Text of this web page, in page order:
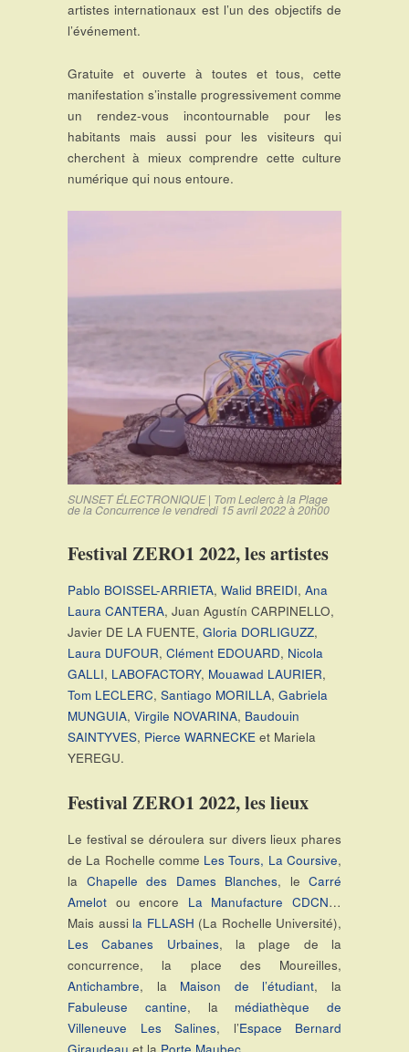
artistes internationaux est l’un des objectifs de
l’événement.
Gratuite et ouverte à toutes et tous, cette
manifestation s’installe progressivement comme
un rendez-vous incontournable pour les
habitants mais aussi pour les visiteurs qui
cherchent à mieux comprendre cette culture
numérique qui nous entoure.
SUNSET ÉLECTRONIQUE | Tom Leclerc à la Plage
de la Concurrence le vendredi 15 avril 2022 à 20h00
Festival ZERO1 2022, les artistes
Pablo BOISSEL-ARRIETA, Walid BREIDI, Ana
Laura CANTERA, Juan Agustín CARPINELLO,
Javier DE LA FUENTE, Gloria DORLIGUZZ,
Laura DUFOUR, Clément EDOUARD, Nicola
GALLI, LABOFACTORY, Mouawad LAURIER,
Tom LECLERC, Santiago MORILLA, Gabriela
MUNGUIA, Virgile NOVARINA, Baudouin
SAINTYVES, Pierce WARNECKE et Mariela
YEREGU.
Festival ZERO1 2022, les lieux
Le festival se déroulera sur divers lieux phares
de La Rochelle comme Les Tours, La Coursive,
la Chapelle des Dames Blanches, le Carré
Amelot ou encore La Manufacture CDCN…
Mais aussi la FLLASH (La Rochelle Université),
Les Cabanes Urbaines, la plage de la
concurrence, la place des Moureilles,
Antichambre, la Maison de l’étudiant, la
Fabuleuse cantine, la médiathèque de
Villeneuve Les Salines, l’Espace Bernard